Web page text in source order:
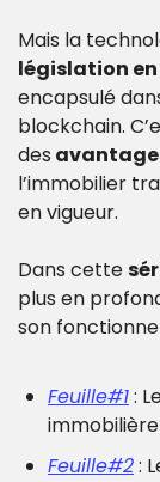
Mais la
législation
encapsulé
blockchain.
des
l’immobilier
en vigueur.
Dans cette
plus en
son
Feuille#1 :
immobilière
Feuille#2 :